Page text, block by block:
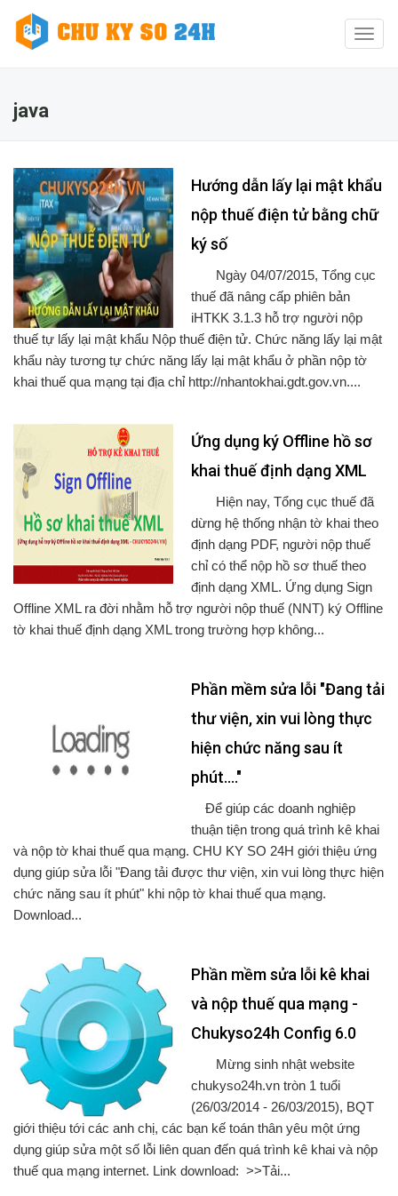
java
Hướng dẫn lấy lại mật khẩu
nộp thuế điện tử bằng chữ
ký số
Ngày 04/07/2015, Tổng cục
thuế đã nâng cấp phiên bản
iHTKK 3.1.3 hỗ trợ người nộp
thuế tự lấy lại mật khẩu Nộp thuế điện tử. Chức năng lấy lại mật
khẩu này tương tự chức năng lấy lại mật khẩu ở phần nộp tờ
khai thuế qua mạng tại địa chỉ http://nhantokhai.gdt.gov.vn....
Ứng dụng ký Offline hồ sơ
khai thuế định dạng XML
Hiện nay, Tổng cục thuế đã
dừng hệ thống nhận tờ khai theo
định dạng PDF, người nộp thuế
chỉ có thể nộp hồ sơ thuế theo
định dạng XML. Ứng dụng Sign
Offline XML ra đời nhằm hỗ trợ người nộp thuế (NNT) ký Offline
tờ khai thuế định dạng XML trong trường hợp không...
Phần mềm sửa lỗi "Đang tải
thư viện, xin vui lòng thực
hiện chức năng sau ít
phút...."
Để giúp các doanh nghiệp
thuận tiện trong quá trình kê khai
và nộp tờ khai thuế qua mạng. CHU KY SO 24H giới thiệu ứng
dụng giúp sửa lỗi "Đang tải được thư viện, xin vui lòng thực hiện
chức năng sau ít phút" khi nộp tờ khai thuế qua mạng.
Download...
Phần mềm sửa lỗi kê khai
và nộp thuế qua mạng -
Chukyso24h Config 6.0
Mừng sinh nhật website
chukyso24h.vn tròn 1 tuổi
(26/03/2014 - 26/03/2015), BQT
giới thiệu tới các anh chị, các bạn kế toán thân yêu một ứng
dụng giúp sửa một số lỗi liên quan đến quá trình kê khai và nộp
thuế qua mạng internet. Link download: >>Tải...